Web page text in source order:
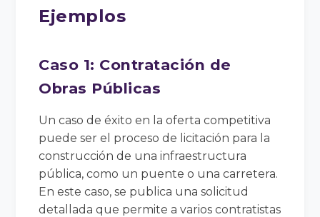
Ejemplos
Caso 1: Contratación de
Obras Públicas
Un caso de éxito en la oferta competitiva
puede ser el proceso de licitación para la
construcción de una infraestructura
pública, como un puente o una carretera.
En este caso, se publica una solicitud
detallada que permite a varios contratistas